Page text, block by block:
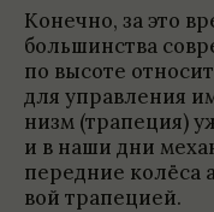
Конечно, за это
большин­ства
по высоте
для управ­ле­ния
низм (трапе­ция)
и в наши дни
перед­ние колёса
вой трапе­цией.